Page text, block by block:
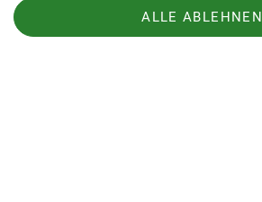
Externe Inhalte laden
ALLE ABLEHNEN